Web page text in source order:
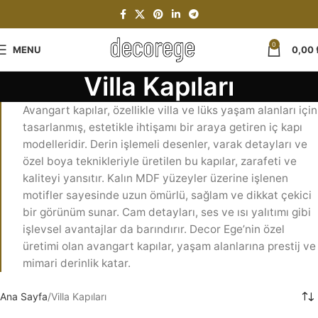
MENU 0 0,00
Villa Kapıları
Avangart kapılar, özellikle villa ve lüks yaşam alanları için
tasarlanmış, estetikle ihtişamı bir araya getiren iç kapı
modelleridir. Derin işlemeli desenler, varak detayları ve
özel boya teknikleriyle üretilen bu kapılar, zarafeti ve
kaliteyi yansıtır. Kalın MDF yüzeyler üzerine işlenen
motifler sayesinde uzun ömürlü, sağlam ve dikkat çekici
bir görünüm sunar. Cam detayları, ses ve ısı yalıtımı gibi
işlevsel avantajlar da barındırır. Decor Ege’nin özel
üretimi olan avangart kapılar, yaşam alanlarına prestij ve
mimari derinlik katar.
Ana Sayfa Villa Kapıları